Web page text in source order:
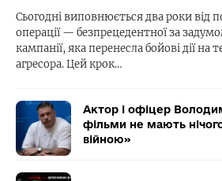
Сьогодні виповнюється два роки від
операції — безпрецедентної за
кампанії, яка перенесла бойові дії
агресора. Цей крок…
Актор і офіцер
фільми не мають
війною»